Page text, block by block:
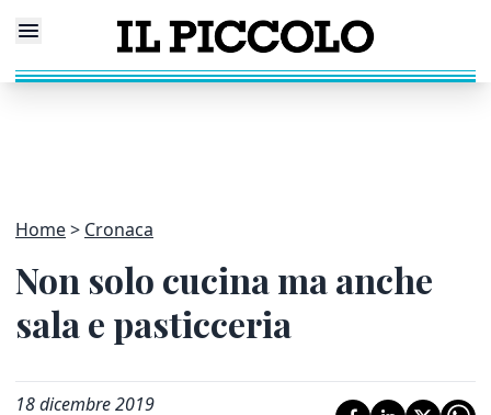
Home Cronaca
Non solo cucina ma anche
sala e pasticceria
18 dicembre 2019